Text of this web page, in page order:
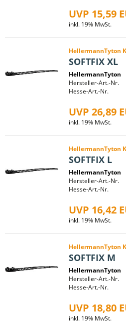
UVP 15,59
inkl. 19% MwSt.
HellermannTyton
SOFTFIX XL
HellermannTyton
Hersteller-Art.-Nr.
Hesse-Art.-Nr.
UVP 26,89
inkl. 19% MwSt.
HellermannTyton
SOFTFIX L
HellermannTyton
Hersteller-Art.-Nr.
Hesse-Art.-Nr.
UVP 16,42
inkl. 19% MwSt.
HellermannTyton
SOFTFIX M
HellermannTyton
Hersteller-Art.-Nr.
Hesse-Art.-Nr.
UVP 18,80
inkl. 19% MwSt.